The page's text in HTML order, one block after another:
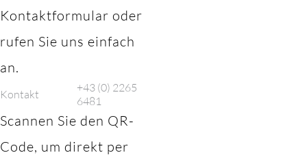
Kontaktformular oder
rufen Sie uns einfach
an.
Kontakt
+43 (0) 2265
6481
Scannen Sie den QR-
Code, um direkt per